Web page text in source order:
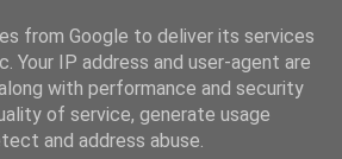
from Google to deliver its services
Your IP address and user-agent are
with performance and security
of service, generate usage
and address abuse.